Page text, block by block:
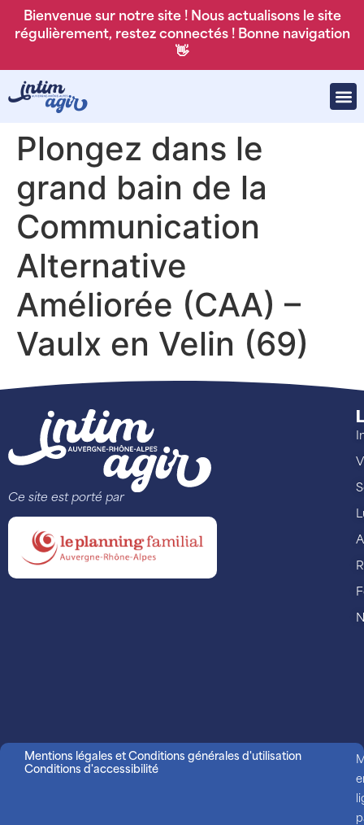
Bienvenue sur notre site ! Nous actualisons le site
régulièrement, restez connectés ! Bonne navigation
👋
Plongez dans le
grand bain de la
Communication
Alternative
Améliorée (CAA) –
Vaulx en Velin (69)
Ce site est porté par
Mentions légales et Conditions générales d'utilisation
Conditions d'accessibilité